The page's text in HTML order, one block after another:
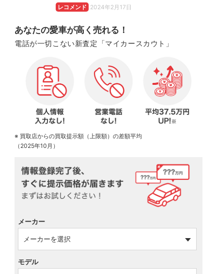
レコメンド 2024年2月17日
あなたの愛車が高く売れる！
電話が一切こない新査定「マイカースカウト」
※ 買取店からの買取提示額（上限額）の差額平均
（2025年10月）
メーカー
モデル